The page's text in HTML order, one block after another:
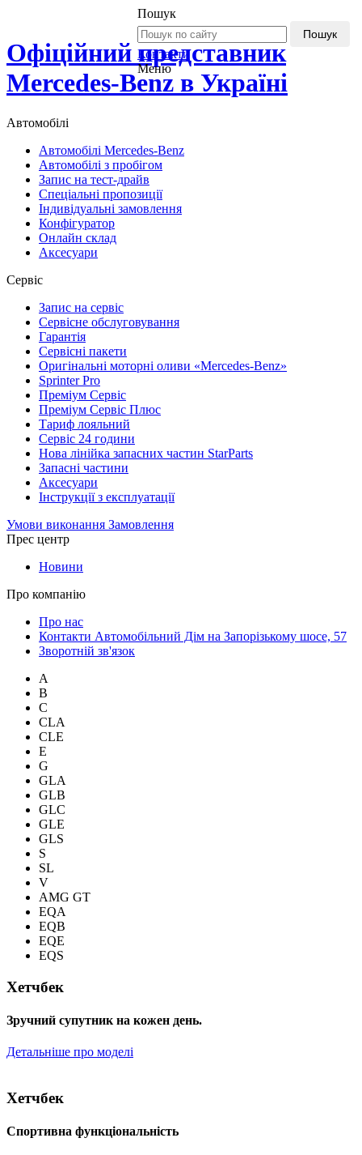
Офіційний представник
Mercedes-Benz в Україні
Пошук
Пошук
Контакти
Меню
Автомобілі
Автомобілі Mercedes-Benz
Автомобілі з пробігом
Запис на тест-драйв
Спеціальні пропозиції
Індивідуальні замовлення
Конфігуратор
Онлайн склад
Аксесуари
Сервіс
Запис на сервіс
Сервісне обслуговування
Гарантія
Сервісні пакети
Оригінальні моторні оливи «Mercedes-Benz»
Sprinter Pro
Преміум Сервіс
Преміум Сервіс Плюс
Тариф лояльний
Сервіс 24 години
Нова лінійка запасних частин StarParts
Запасні частини
Аксесуари
Інструкції з експлуатації
Умови виконання Замовлення
Прес центр
Новини
Про компанію
Про нас
Контакти Автомобільний Дім на Запорізькому шосе, 57
Зворотній зв'язок
A
B
C
CLA
CLE
E
G
GLA
GLB
GLC
GLE
GLS
S
SL
V
AMG GT
EQA
EQB
EQE
EQS
Хетчбек
Зручний супутник на кожен день.
Детальніше про моделі
Хетчбек
Спортивна функціональність